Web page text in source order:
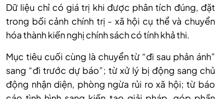
Dữ liệu chỉ có giá trị khi được phân tích đúng, đặt
trong bối cảnh chính trị - xã hội cụ thể và chuyển
hóa thành kiến nghị chính sách có tính khả thi.
Mục tiêu cuối cùng là chuyển từ “đi sau phản ánh”
sang “đi trước dự báo”; từ xử lý bị động sang chủ
động nhận diện, phòng ngừa rủi ro xã hội; từ báo